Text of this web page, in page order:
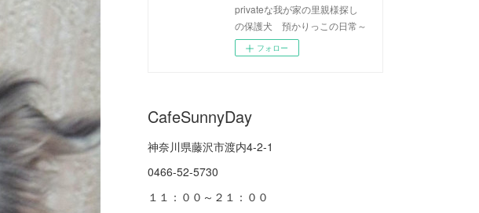
privateな我が家の里親様探し
の保護犬 預かりっこの日常～
フォロー
CafeSunnyDay
神奈川県藤沢市渡内4-2-1
0466-52-5730
１１：００～２１：００